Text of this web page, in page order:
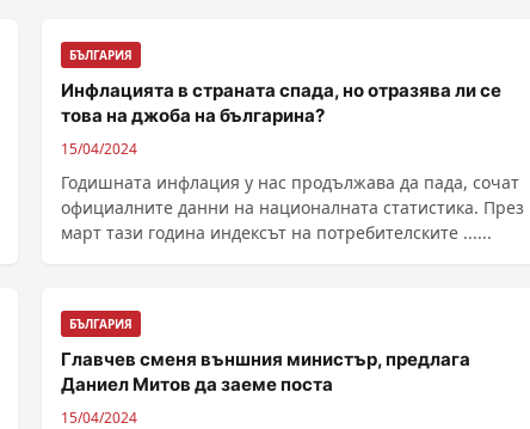
БЪЛГАРИЯ
Инфлацията в страната спада, но отразява ли се
това на джоба на българина?
15/04/2024
Годишната инфлация у нас продължава да пада, сочат
официалните данни на националната статистика. През
март тази година индексът на потребителските ......
БЪЛГАРИЯ
Главчев сменя външния министър, предлага
Даниел Митов да заеме поста
15/04/2024